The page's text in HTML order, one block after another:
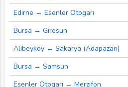
Edirne → Esenler Otogarı
Bursa → Giresun
Alibeyköy → Sakarya (Adapazarı)
Bursa → Samsun
Esenler Otogarı → Merzifon